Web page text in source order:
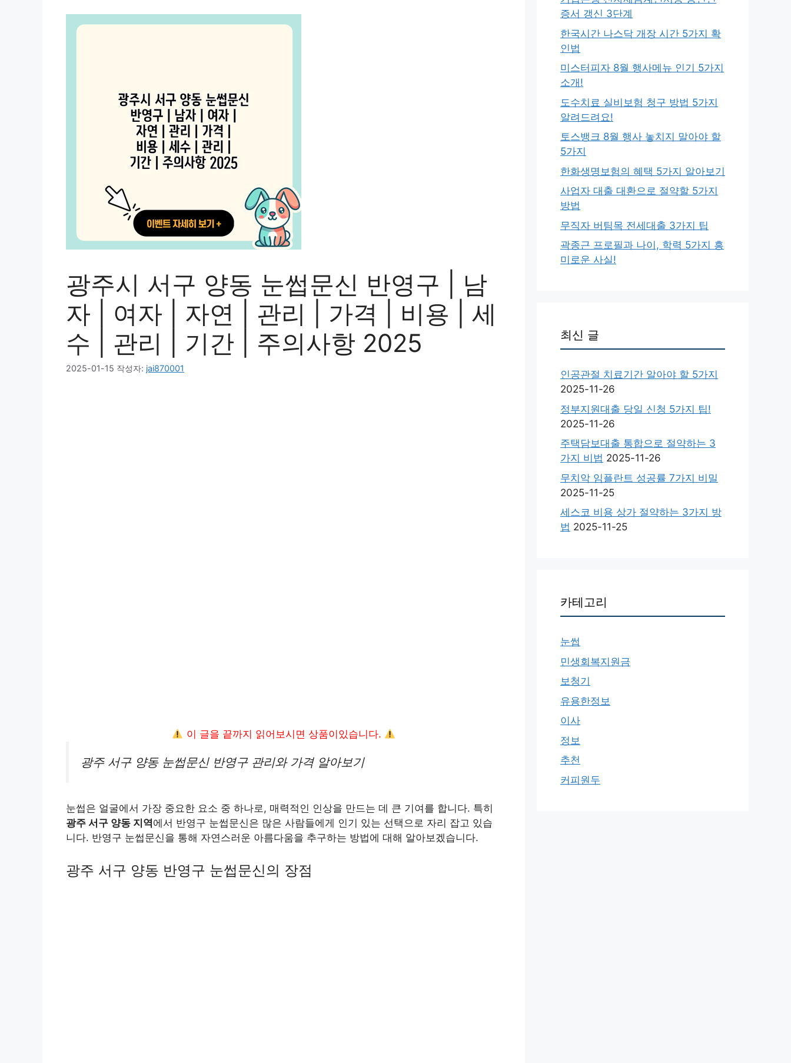
광주시 서구 양동 눈썹문신 반영구 | 남
자 | 여자 | 자연 | 관리 | 가격 | 비용 | 세
수 | 관리 | 기간 | 주의사항 2025
2025-01-15 작성자: jai870001
이 글을 끝까지 읽어보시면 상품이있습니다.
광주 서구 양동 눈썹문신 반영구 관리와 가격 알아보기
눈썹은 얼굴에서 가장 중요한 요소 중 하나로, 매력적인 인상을 만드는 데 큰 기여를 합니다. 특히
광주 서구 양동 지역에서 반영구 눈썹문신은 많은 사람들에게 인기 있는 선택으로 자리 잡고 있습
니다. 반영구 눈썹문신을 통해 자연스러운 아름다움을 추구하는 방법에 대해 알아보겠습니다.
광주 서구 양동 반영구 눈썹문신의 장점
증서 갱신 3단계
한국시간 나스닥 개장 시간 5가지 확
인법
미스터피자 8월 행사메뉴 인기 5가지
소개!
도수치료 실비보험 청구 방법 5가지
알려드려요!
토스뱅크 8월 행사 놓치지 말아야 할
5가지
한화생명보험의 혜택 5가지 알아보기
사업자 대출 대환으로 절약할 5가지
방법
무직자 버팀목 전세대출 3가지 팁
곽종근 프로필과 나이, 학력 5가지 흥
미로운 사실!
최신 글
인공관절 치료기간 알아야 할 5가지
2025-11-26
정부지원대출 당일 신청 5가지 팁!
2025-11-26
주택담보대출 통합으로 절약하는 3
가지 비법 2025-11-26
무치악 임플란트 성공률 7가지 비밀
2025-11-25
세스코 비용 상가 절약하는 3가지 방
법 2025-11-25
카테고리
눈썹
민생회복지원금
보청기
유용한정보
이사
정보
추천
커피원두